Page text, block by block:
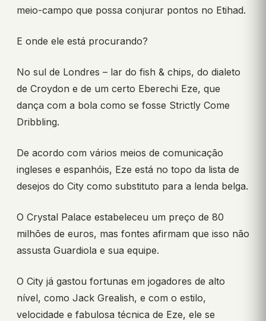
meio-campo que possa conjurar pontos no Etihad.
E onde ele está procurando?
No sul de Londres – lar do fish & chips, do dialeto
de Croydon e de um certo Eberechi Eze, que
dança com a bola como se fosse Strictly Come
Dribbling.
De acordo com vários meios de comunicação
ingleses e espanhóis, Eze está no topo da lista de
desejos do City como substituto para a lenda belga.
O Crystal Palace estabeleceu um preço de 80
milhões de euros, mas fontes afirmam que isso não
assusta Guardiola e sua equipe.
O City já gastou fortunas em jogadores de alto
nível, como Jack Grealish, e com o estilo,
velocidade e fabulosa técnica de Eze, ele se